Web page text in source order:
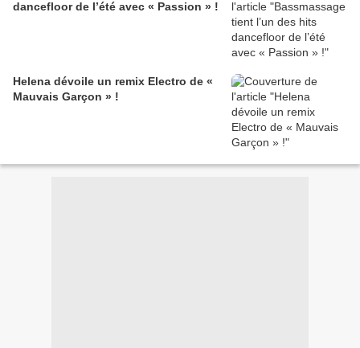
dancefloor de l’été avec « Passion » !
Helena dévoile un remix Electro de «
Mauvais Garçon » !